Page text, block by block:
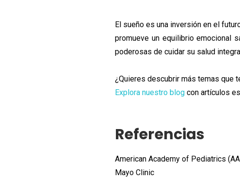
El sueño es una inversión en el
promueve un equilibrio emocional
poderosas de cuidar su salud
¿Quieres descubrir más temas que
Explora nuestro blog con artículos
Referencias
American Academy of Pediatrics
Mayo Clinic